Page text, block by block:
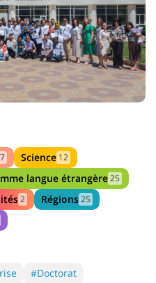
Science 12
langue étrangère25
2 Régions25
#Doctorat